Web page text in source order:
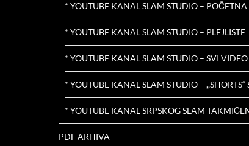
* YOUTUBE KANAL SLAM STUDIO – POČETNA
* YOUTUBE KANAL SLAM STUDIO – PLEJLISTE
* YOUTUBE KANAL SLAM STUDIO – SVI
* YOUTUBE KANAL SLAM STUDIO – ,,SHORTS“
* YOUTUBE KANAL SRPSKOG SLAM
PDF ARHIVA